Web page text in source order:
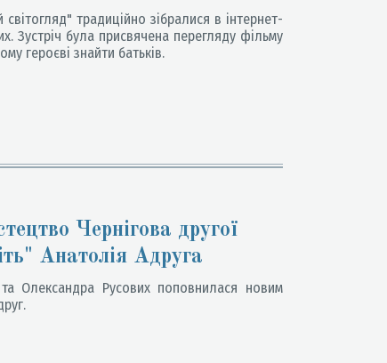
традиційно зібралися в інтернет-
Зустріч була присвячена перегляду фільму
героєві знайти батьків.
Чернігова другої
Анатолія Адруга
та Олександра Русових поповнилася новим